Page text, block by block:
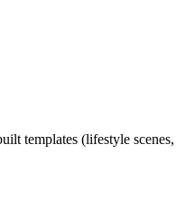
templates (lifestyle